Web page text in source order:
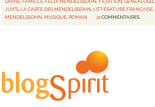
DIANE FAMILLE FELIX MENDELSSOHN FILIATION ,GÉNÉALOGIE
JUIFS LA CARTE DES MENDELSSOHN LITTÉRATURE FRANÇAISE
MENDELSSOHN MUSIQUE ROMAN 21 COMMENTAIRES